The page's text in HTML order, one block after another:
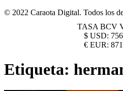
© 2022 Caraota Digital. Todos los
TASA BCV
$ USD:
€ EUR:
Etiqueta: